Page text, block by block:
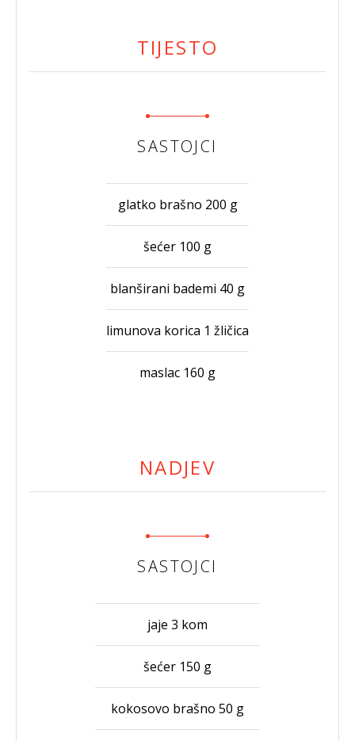
TIJESTO
SASTOJCI
glatko brašno 200 g
šećer 100 g
blanširani bademi 40 g
limunova korica 1 žličica
maslac 160 g
NADJEV
SASTOJCI
jaje 3 kom
šećer 150 g
kokosovo brašno 50 g